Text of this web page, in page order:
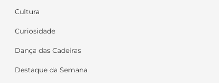
Cultura
Curiosidade
Dança das Cadeiras
Destaque da Semana